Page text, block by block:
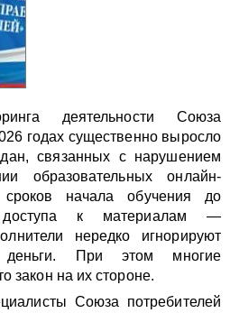
деятельности Союза
годах существенно выросло
связанных с нарушением
образовательных онлайн-
начала обучения до
доступа к материалам —
нередко игнорируют
деньги. При этом многие
закон на их стороне.
Союза потребителей